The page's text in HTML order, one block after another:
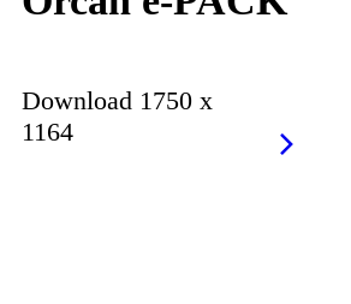
Download 1750 x
1164